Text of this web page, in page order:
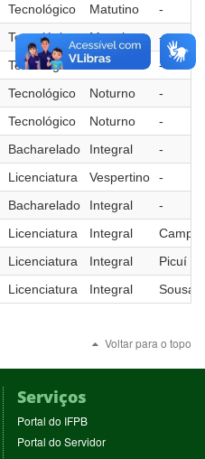
Tecnológico Matutino
-
Tecnológico Matutino
-
Tecnológico Matutino
-
Tecnológico Noturno
-
Tecnológico Noturno
-
Bacharelado Integral
-
Licenciatura Vespertino
-
Bacharelado Integral
-
Licenciatura Integral
Licenciatura Integral
Picuí
Licenciatura Integral Sousa
Voltar para o topo
Serviços
Portal do IFPB(abre
em
nova
Portal do Servidor(abre